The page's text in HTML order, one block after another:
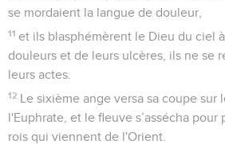
se mordaient la langue de douleur,
11 et ils blasphémèrent le Dieu du ciel
douleurs et de leurs ulcères, ils ne se
leurs actes.
12 Le sixième ange versa sa coupe sur
l'Euphrate, et le fleuve s’assécha pour
rois qui viennent de l'Orient.